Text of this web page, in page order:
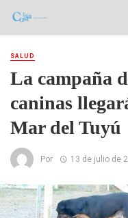
SALUD
La campaña
caninas
Mar del Tuyú
Por 13 de julio de